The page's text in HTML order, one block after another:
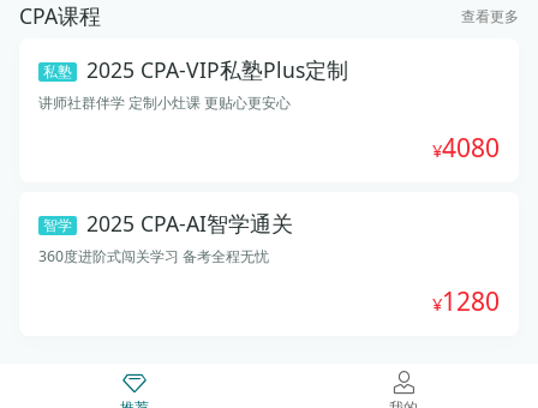
CPA课程 查看更多
私塾 2025 CPA-VIP私塾Plus定制
讲师社群伴学 定制小灶课 更贴心更安心
4080
智学 2025 CPA-AI智学通关
360度进阶式闯关学习 备考全程无忧
1280